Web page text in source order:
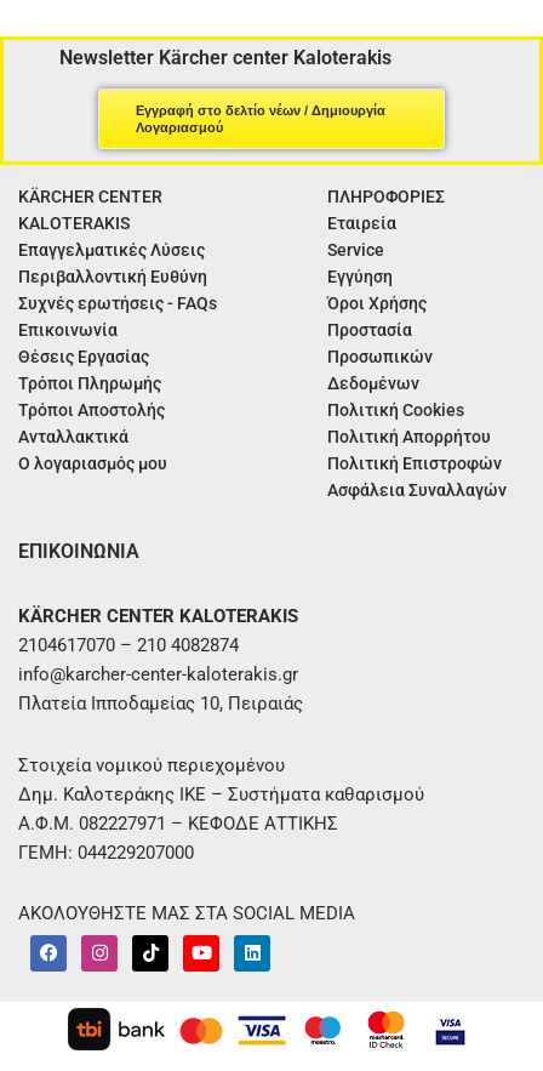
Newsletter Kärcher center Kaloterakis
Εγγραφή στο δελτίο νέων / Δημιουργία
Λογαριασμού
KÄRCHER CENTER
KALOTERAKIS
Επαγγελματικές Λύσεις
Περιβαλλοντική Ευθύνη
Συχνές ερωτήσεις - FAQs
Επικοινωνία
Θέσεις Εργασίας
Τρόποι Πληρωμής
Τρόποι Αποστολής
Ανταλλακτικά
Ο λογαριασμός μου
ΠΛΗΡΟΦΟΡΙΕΣ
Εταιρεία
Service
Εγγύηση
Όροι Χρήσης
Προστασία
Προσωπικών
Δεδομένων
Πολιτική Cookies
Πολιτική Απορρήτου
Πολιτική Επιστροφών
Ασφάλεια Συναλλαγών
ΕΠΙΚΟΙΝΩΝΙΑ
KÄRCHER CENTER KALOTERAKIS
2104617070 – 210 4082874
info@karcher-center-kaloterakis.gr
Πλατεία Ιπποδαμείας 10, Πειραιάς
Στοιχεία νομικού περιεχομένου
Δημ. Καλοτεράκης ΙΚΕ – Συστήματα καθαρισμού
Α.Φ.Μ. 082227971 – ΚΕΦΟΔΕ ΑΤΤΙΚΗΣ
ΓΕΜΗ: 044229207000
ΑΚΟΛΟΥΘΗΣΤΕ ΜΑΣ ΣΤΑ SOCIAL MEDIA
F
a
c
I
n
s
a
g
r
T
i
k
o
k
Y
o
u
u
b
e
L
i
n
e
d
i